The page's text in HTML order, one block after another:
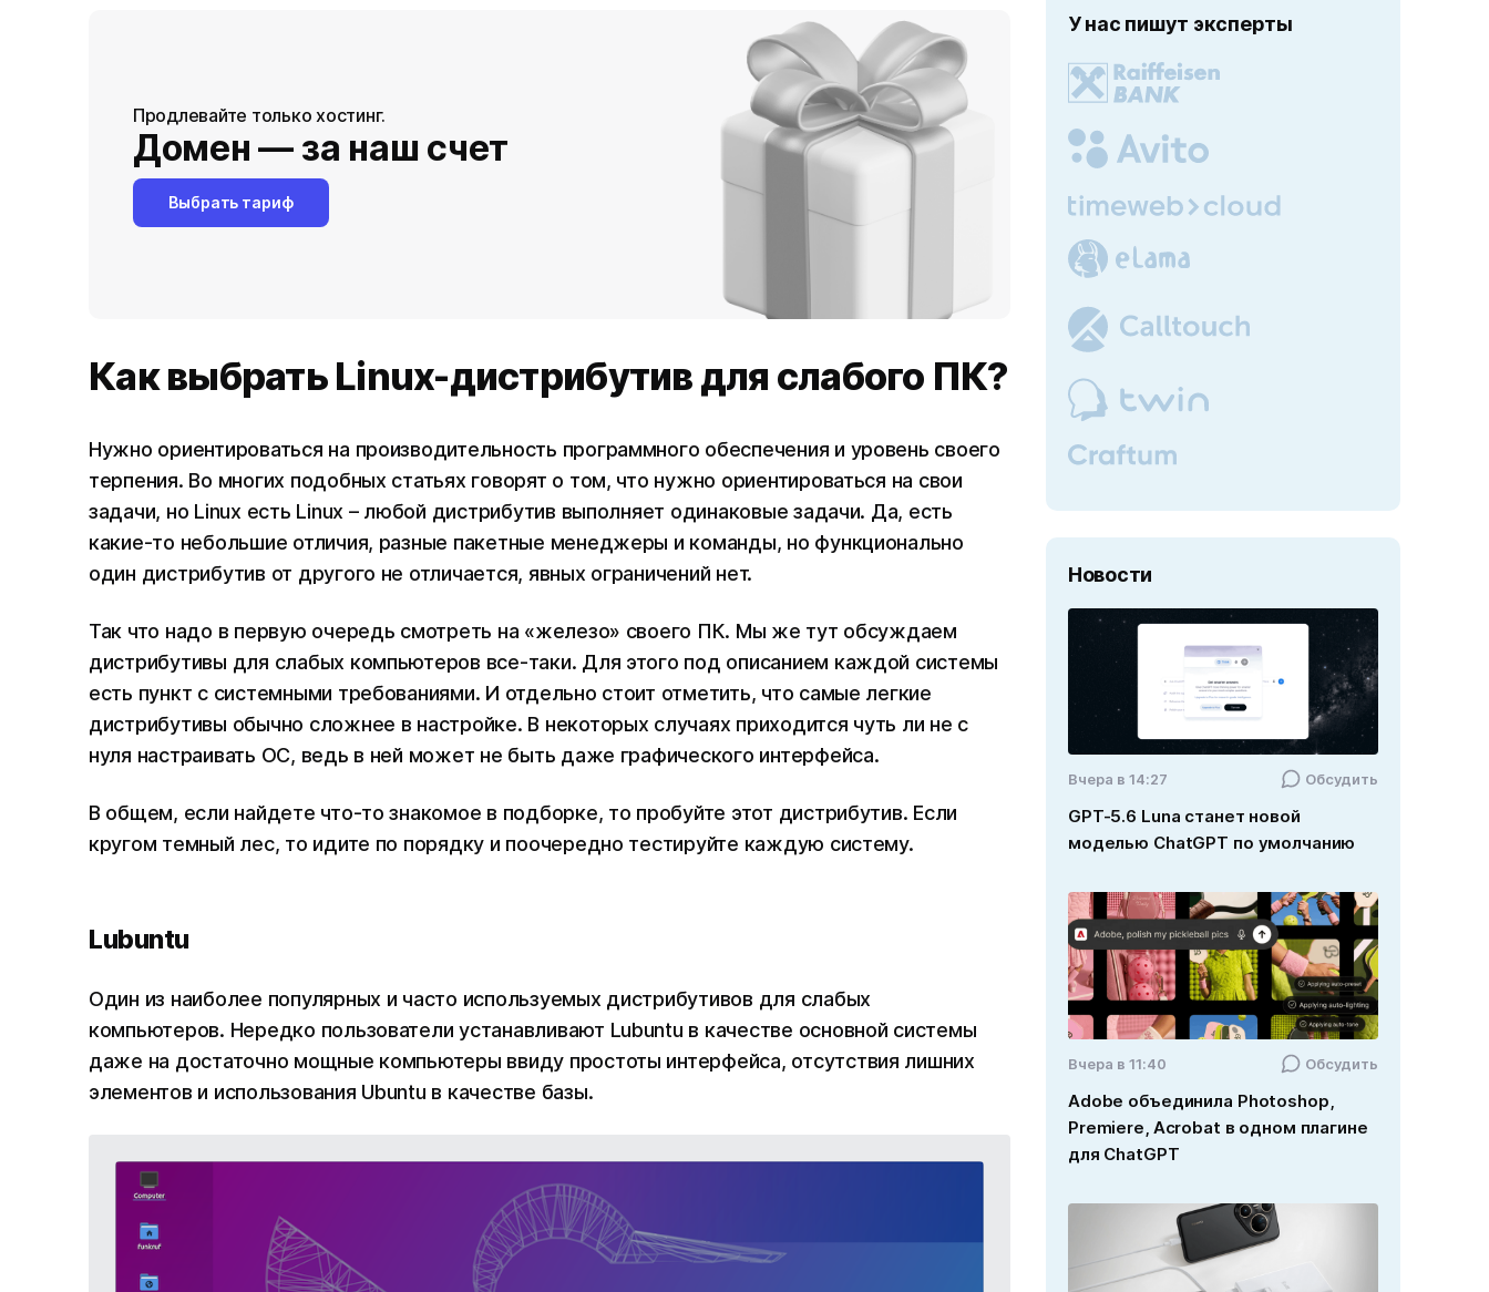
Домен — за наш счет
Продлевайте только хостинг.
Выбрать тариф
Как выбрать Linux-дистрибутив для слабого ПК?
Нужно ориентироваться на производительность программного обеспечения и уровень своего
терпения. Во многих подобных статьях говорят о том, что нужно ориентироваться на свои
задачи, но Linux есть Linux – любой дистрибутив выполняет одинаковые задачи. Да, есть
какие-то небольшие отличия, разные пакетные менеджеры и команды, но функционально
один дистрибутив от другого не отличается, явных ограничений нет.
Так что надо в первую очередь смотреть на «железо» своего ПК. Мы же тут обсуждаем
дистрибутивы для слабых компьютеров все-таки. Для этого под описанием каждой системы
есть пункт с системными требованиями. И отдельно стоит отметить, что самые легкие
дистрибутивы обычно сложнее в настройке. В некоторых случаях приходится чуть ли не с
нуля настраивать ОС, ведь в ней может не быть даже графического интерфейса.
В общем, если найдете что-то знакомое в подборке, то пробуйте этот дистрибутив. Если
кругом темный лес, то идите по порядку и поочередно тестируйте каждую систему.
Lubuntu
Один из наиболее популярных и часто используемых дистрибутивов для слабых
компьютеров. Нередко пользователи устанавливают Lubuntu в качестве основной системы
даже на достаточно мощные компьютеры ввиду простоты интерфейса, отсутствия лишних
элементов и использования Ubuntu в качестве базы.
У нас пишут эксперты
Новости
Вчера в 14:27 Обсудить
GPT-5.6 Luna станет новой
моделью ChatGPT по умолчанию
Вчера в 11:40 Обсудить
Adobe объединила Photoshop,
Premiere, Acrobat в одном плагине
для ChatGPT